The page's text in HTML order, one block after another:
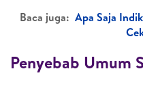
Baca juga: Apa Saja
Penyebab Umum